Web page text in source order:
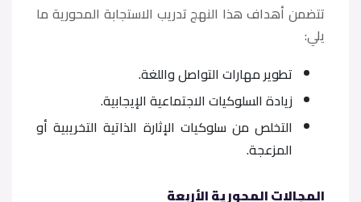
تتضمن أهداف هذا النهج تدريب الاستجابة المحورية ما
يلي:
تطوير مهارات التواصل واللغة.
زيادة السلوكيات الاجتماعية الإيجابية.
التخلص من سلوكيات الإثارة الذاتية التخريبية أو
المزعجة.
المجالات المحورية الأربعة